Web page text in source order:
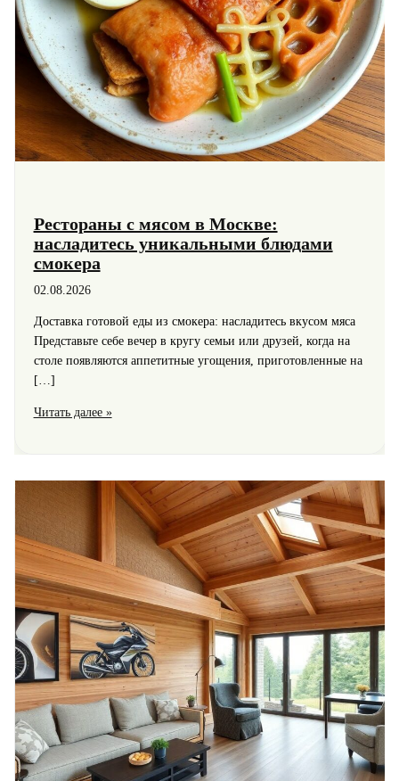
Рестораны с мясом в Москве:
насладитесь уникальными блюдами
смокера
02.08.2026
Доставка готовой еды из смокера: насладитесь вкусом мяса
Представьте себе вечер в кругу семьи или друзей, когда на
столе появляются аппетитные угощения, приготовленные на
[…]
Рестораны
уникальными
блюдами
смокера
Читать далее »